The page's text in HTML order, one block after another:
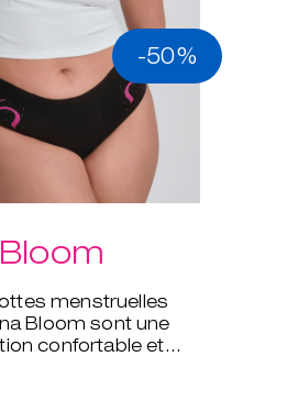
-50%
Bloom
menstruelles
Bloom sont une
confortable et